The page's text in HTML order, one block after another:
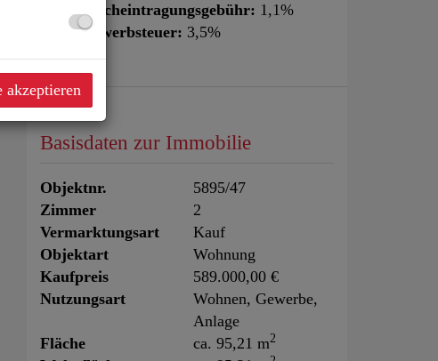
Grundbucheintragungsgebühr: 1,1%
Grunderwerbsteuer: 3,5%
Basisdaten zur Immobilie
Objektnr.
5895/47
Zimmer
2
Vermarktungsart
Kauf
Objektart
Wohnung
Kaufpreis
589.000,00 €
Nutzungsart
Wohnen Gewerbe
Anlage
Fläche
ca. 95,21 m2
akzeptieren